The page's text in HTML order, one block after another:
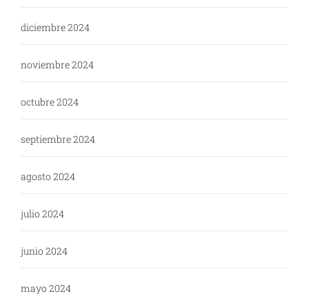
diciembre 2024
noviembre 2024
octubre 2024
septiembre 2024
agosto 2024
julio 2024
junio 2024
mayo 2024